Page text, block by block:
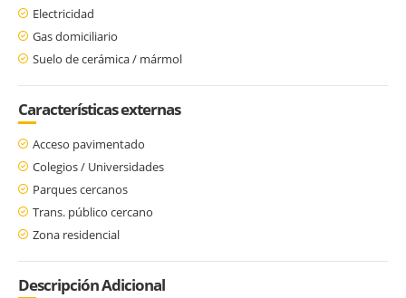
Electricidad
Gas domiciliario
Suelo de cerámica / mármol
Características externas
Acceso pavimentado
Colegios / Universidades
Parques cercanos
Trans. público cercano
Zona residencial
Descripción Adicional